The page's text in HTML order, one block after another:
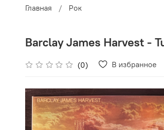
Главная Рок
Barclay James Harvest -
(0) В избранное